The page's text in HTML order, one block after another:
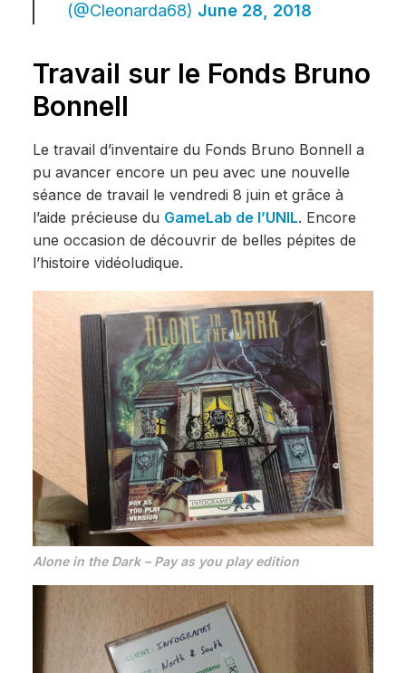
(@Cleonarda68) June 28, 2018
Travail sur le Fonds Bruno
Bonnell
Le travail d’inventaire du Fonds Bruno Bonnell a
pu avancer encore un peu avec une nouvelle
séance de travail le vendredi 8 juin et grâce à
l’aide précieuse du GameLab de l’UNIL. Encore
une occasion de découvrir de belles pépites de
l’histoire vidéoludique.
Alone in the Dark – Pay as you play edition